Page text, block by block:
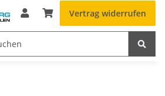
Vertrag widerrufen